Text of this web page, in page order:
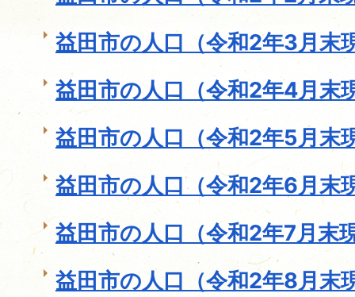
益田市の人口（令和2年3月末
益田市の人口（令和2年4月末
益田市の人口（令和2年5月末
益田市の人口（令和2年6月末
益田市の人口（令和2年7月末
益田市の人口（令和2年8月末